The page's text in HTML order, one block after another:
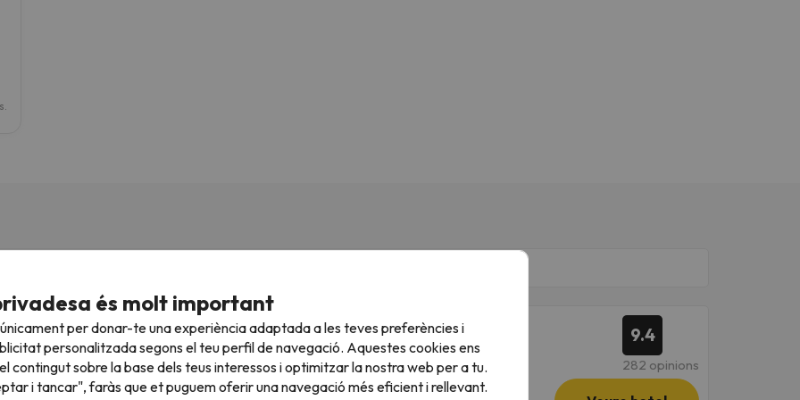
à PAS CHAMBRE D'HOTES 9.4
282 opinions
és molt important
per donar-te una experiència adaptada a les teves preferències i
personalitzada segons el teu perfil de navegació. Aquestes cookies ens
contingut sobre la base dels teus interessos i optimitzar la nostra web per a tu.
i tancar", faràs que et puguem oferir una navegació més eficient i rellevant.